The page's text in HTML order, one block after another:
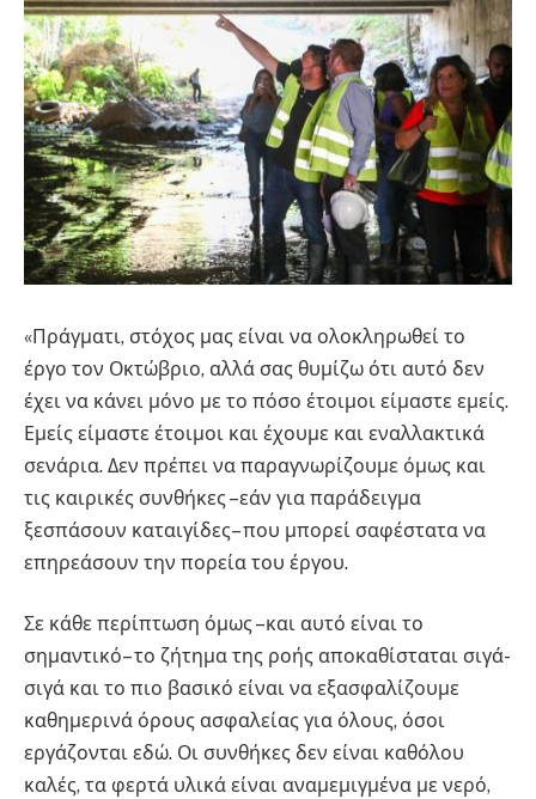
«Πράγματι, στόχος μας είναι να ολοκληρωθεί το
έργο τον Οκτώβριο, αλλά σας θυμίζω ότι αυτό δεν
έχει να κάνει μόνο με το πόσο έτοιμοι είμαστε εμείς.
Εμείς είμαστε έτοιμοι και έχουμε και εναλλακτικά
σενάρια. Δεν πρέπει να παραγνωρίζουμε όμως και
τις καιρικές συνθήκες –εάν για παράδειγμα
ξεσπάσουν καταιγίδες– που μπορεί σαφέστατα να
επηρεάσουν την πορεία του έργου.
Σε κάθε περίπτωση όμως –και αυτό είναι το
σημαντικό– το ζήτημα της ροής αποκαθίσταται σιγά-
σιγά και το πιο βασικό είναι να εξασφαλίζουμε
καθημερινά όρους ασφαλείας για όλους, όσοι
εργάζονται εδώ. Οι συνθήκες δεν είναι καθόλου
καλές, τα φερτά υλικά είναι αναμεμιγμένα με νερό,